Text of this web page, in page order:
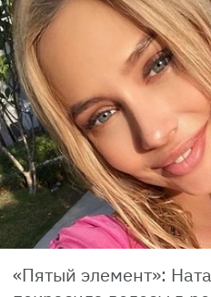
«Пятый элемент»: